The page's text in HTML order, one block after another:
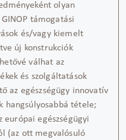
olyan
támogatási
és/vagy kiemelt
új konstrukciók
válhat az
és szolgáltatások
az egészségügy innovatív
hangsúlyosabbá tétele;
európai egészségügyi
(az ott megvalósuló